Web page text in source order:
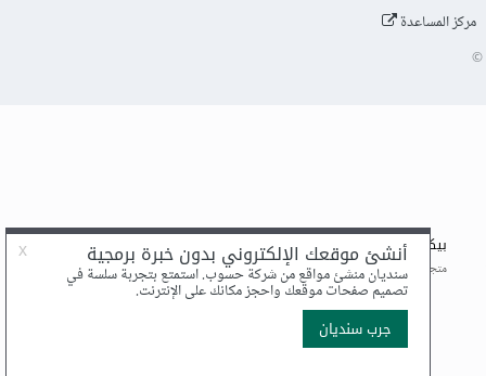
مركز المساعدة
©